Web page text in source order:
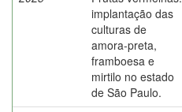
implantação das
culturas de
amora-preta,
framboesa e
mirtilo no estado
de São Paulo.